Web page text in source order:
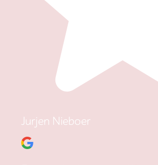
Jurjen Nieboer